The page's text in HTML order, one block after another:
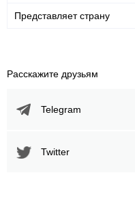
Представляет страну
Расскажите друзьям
Telegram
Twitter